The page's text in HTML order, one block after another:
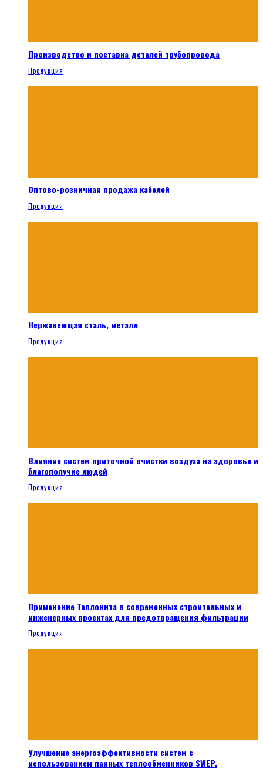
Производство и поставка деталей трубопровода
Продукция
Оптово-розничная продажа кабелей
Продукция
Нержавеющая сталь, металл
Продукция
Влияние систем приточной очистки воздуха на здоровье и
благополучие людей
Продукция
Применение Теплонита в современных строительных и
инженерных проектах для предотвращения фильтрации
Продукция
Улучшение энергоэффективности систем с
использованием паяных теплообменников SWEP.